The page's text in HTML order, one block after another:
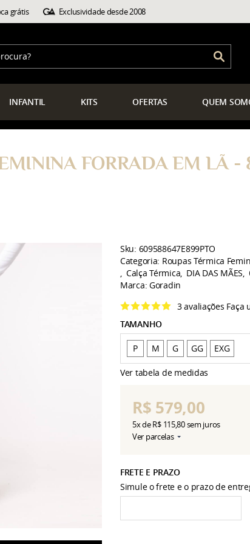
grátis Exclusividade desde 2008
INFANTIL KITS OFERTAS QUEM
FORRADA EM LÃ -
Sku: 609588647E899PTO
Categoria: Roupas Térmica
Calça Térmica DIA DAS MÃES
Marca:Goradin
3 avaliações Faça
TAMANHO
P M G GG EXG
Ver tabela de medidas
R$ 579,00
5xdeR$ 115,80sem juros
Ver parcelas
FRETE E PRAZO
Simule o frete e o prazo de